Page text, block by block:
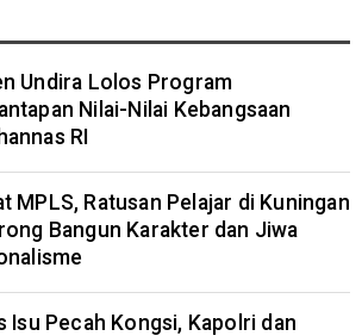
Undira Lolos Program
Nilai-Nilai Kebangsaan
RI
MPLS, Ratusan Pelajar di Kuningan
Bangun Karakter dan Jiwa
Isu Pecah Kongsi, Kapolri dan